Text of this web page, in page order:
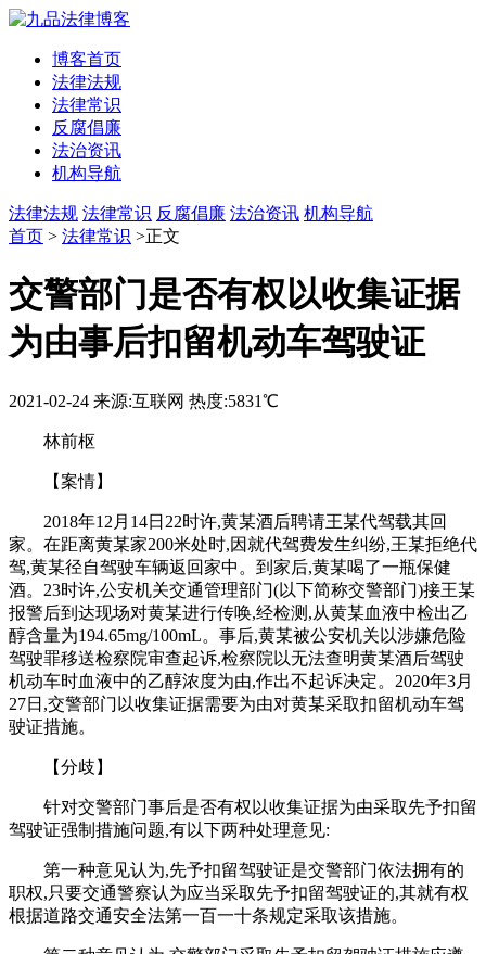
博客首页
法律法规
法律常识
反腐倡廉
法治资讯
机构导航
法律法规 法律常识 反腐倡廉 法治资讯 机构导航
首页 > 法律常识 >正文
交警部门是否有权以收集证据
为由事后扣留机动车驾驶证
2021-02-24 来源:互联网 热度:5831℃
林前枢
【案情】
2018年12月14日22时许,黄某酒后聘请王某代驾载其回
家。在距离黄某家200米处时,因就代驾费发生纠纷,王某拒绝代
驾,黄某径自驾驶车辆返回家中。到家后,黄某喝了一瓶保健
酒。23时许,公安机关交通管理部门(以下简称交警部门)接王某
报警后到达现场对黄某进行传唤,经检测,从黄某血液中检出乙
醇含量为194.65mg/100mL。事后,黄某被公安机关以涉嫌危险
驾驶罪移送检察院审查起诉,检察院以无法查明黄某酒后驾驶
机动车时血液中的乙醇浓度为由,作出不起诉决定。2020年3月
27日,交警部门以收集证据需要为由对黄某采取扣留机动车驾
驶证措施。
【分歧】
针对交警部门事后是否有权以收集证据为由采取先予扣留
驾驶证强制措施问题,有以下两种处理意见:
第一种意见认为,先予扣留驾驶证是交警部门依法拥有的
职权,只要交通警察认为应当采取先予扣留驾驶证的,其就有权
根据道路交通安全法第一百一十条规定采取该措施。